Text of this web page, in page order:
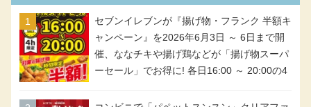
セブンイレブンが『揚げ物・フランク 半額キ
ャンペーン』を2026年6月3日 ～ 6日まで開
催、ななチキや揚げ鶏などが「揚げ物スーパ
ーセール」でお得に! 各日16:00 ～ 20:00の4
アメリカンドッグが税抜き69円!